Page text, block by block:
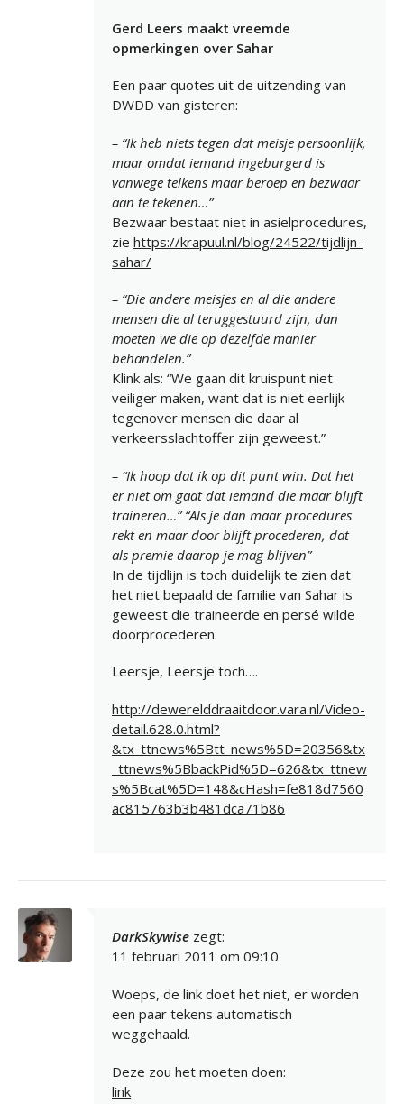
Gerd Leers maakt vreemde
opmerkingen over Sahar
Een paar quotes uit de uitzending van
DWDD van gisteren:
– “Ik heb niets tegen dat meisje persoonlijk,
maar omdat iemand ingeburgerd is
vanwege telkens maar beroep en bezwaar
aan te tekenen…”
Bezwaar bestaat niet in asielprocedures,
zie https://krapuul.nl/blog/24522/tijdlijn-
sahar/
– “Die andere meisjes en al die andere
mensen die al teruggestuurd zijn, dan
moeten we die op dezelfde manier
behandelen.”
Klink als: “We gaan dit kruispunt niet
veiliger maken, want dat is niet eerlijk
tegenover mensen die daar al
verkeersslachtoffer zijn geweest.”
– “Ik hoop dat ik op dit punt win. Dat het
er niet om gaat dat iemand die maar blijft
traineren…” “Als je dan maar procedures
rekt en maar door blijft procederen, dat
als premie daarop je mag blijven”
In de tijdlijn is toch duidelijk te zien dat
het niet bepaald de familie van Sahar is
geweest die traineerde en persé wilde
doorprocederen.
Leersje, Leersje toch….
http://dewerelddraaitdoor.vara.nl/Video-
detail.628.0.html?
&tx_ttnews%5Btt_news%5D=20356&tx
_ttnews%5BbackPid%5D=626&tx_ttnew
s%5Bcat%5D=148&cHash=fe818d7560
ac815763b3b481dca71b86
DarkSkywise zegt:
11 februari 2011 om 09:10
Woeps, de link doet het niet, er worden
een paar tekens automatisch
weggehaald.
Deze zou het moeten doen:
link